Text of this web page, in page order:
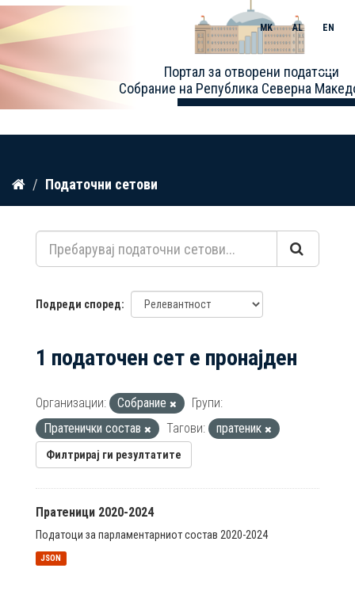
Прескокнете
содржина
Портал за отворени податоци
Собрание на Република Северна
MK AL EN
Toggle
Податочни сетови
Подреди според
1 податочен сет е пронајден
Организации: Собрание
Групи:
Пратенички состав
Тагови: пратеник
Филтрирај ги резултатите
Пратеници 2020-2024
Податоци за парламентарниот состав 2020-2024
JSON